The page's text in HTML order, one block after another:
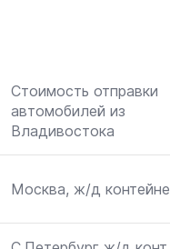
Стоимость отправки
автомобилей из
Владивостока
Москва, ж/д